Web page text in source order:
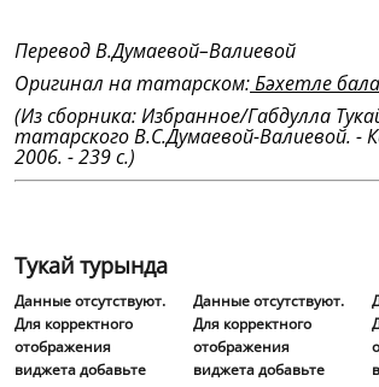
Перевод В.Думаевой–Валиевой
Оригинал на татарском:Бәхетле бала
(Из сборника: Избранное/Габдулла
татарского В.С.Думаевой-Валиевой. -
2006. - 239 с.)
Тукай турында
Данные отсутствуют.
Для корректного
отображения
виджета добавьте
Данные отсутствуют.
Для корректного
отображения
виджета добавьте